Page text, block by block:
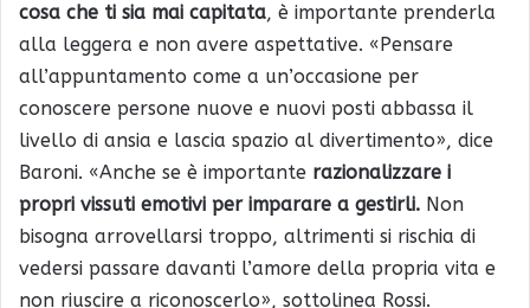
cosa che ti sia mai capitata, è importante prenderla
alla leggera e non avere aspettative. «Pensare
all’appuntamento come a un’occasione per
conoscere persone nuove e nuovi posti abbassa il
livello di ansia e lascia spazio al divertimento», dice
Baroni. «Anche se è importante razionalizzare i
propri vissuti emotivi per imparare a gestirli. Non
bisogna arrovellarsi troppo, altrimenti si rischia di
vedersi passare davanti l’amore della propria vita e
non riuscire a riconoscerlo», sottolinea Rossi.